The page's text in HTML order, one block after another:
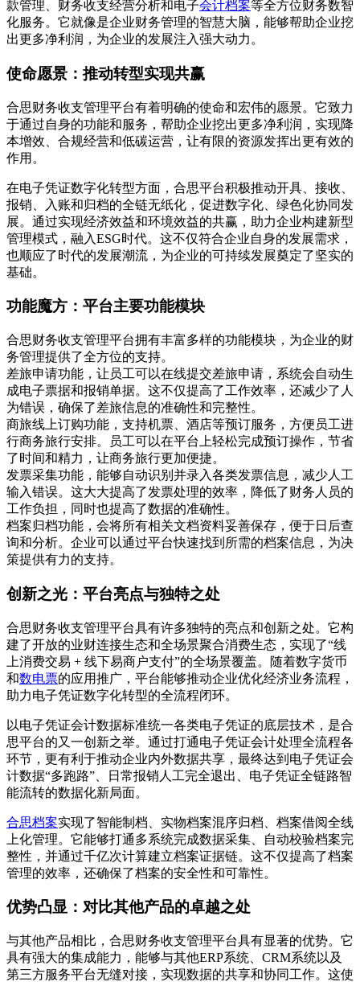
款管理、财务收支经营分析和电子会计档案等全方位财务数智
化服务。它就像是企业财务管理的智慧大脑，能够帮助企业挖
出更多净利润，为企业的发展注入强大动力。
使命愿景：推动转型实现共赢
合思财务收支管理平台有着明确的使命和宏伟的愿景。它致力
于通过自身的功能和服务，帮助企业挖出更多净利润，实现降
本增效、合规经营和低碳运营，让有限的资源发挥出更有效的
作用。
在电子凭证数字化转型方面，合思平台积极推动开具、接收、
报销、入账和归档的全链无纸化，促进数字化、绿色化协同发
展。通过实现经济效益和环境效益的共赢，助力企业构建新型
管理模式，融入ESG时代。这不仅符合企业自身的发展需求，
也顺应了时代的发展潮流，为企业的可持续发展奠定了坚实的
基础。
功能魔方：平台主要功能模块
合思财务收支管理平台拥有丰富多样的功能模块，为企业的财
务管理提供了全方位的支持。
差旅申请功能，让员工可以在线提交差旅申请，系统会自动生
成电子票据和报销单据。这不仅提高了工作效率，还减少了人
为错误，确保了差旅信息的准确性和完整性。
商旅线上订购功能，支持机票、酒店等预订服务，方便员工进
行商务旅行安排。员工可以在平台上轻松完成预订操作，节省
了时间和精力，让商务旅行更加便捷。
发票采集功能，能够自动识别并录入各类发票信息，减少人工
输入错误。这大大提高了发票处理的效率，降低了财务人员的
工作负担，同时也提高了数据的准确性。
档案归档功能，会将所有相关文档资料妥善保存，便于日后查
询和分析。企业可以通过平台快速找到所需的档案信息，为决
策提供有力的支持。
创新之光：平台亮点与独特之处
合思财务收支管理平台具有许多独特的亮点和创新之处。它构
建了开放的业财连接生态和全场景聚合消费生态，实现了“线
上消费交易 + 线下易商户支付”的全场景覆盖。随着数字货币
和数电票的应用推广，平台能够推动企业优化经济业务流程，
助力电子凭证数字化转型的全流程闭环。
以电子凭证会计数据标准统一各类电子凭证的底层技术，是合
思平台的又一创新之举。通过打通电子凭证会计处理全流程各
环节，更有利于推动企业内外数据共享，最终达到电子凭证会
计数据“多跑路”、日常报销人工完全退出、电子凭证全链路智
能流转的数据化新局面。
合思档案实现了智能制档、实物档案混序归档、档案借阅全线
上化管理。它能够打通多系统完成数据采集、自动校验档案完
整性，并通过千亿次计算建立档案证据链。这不仅提高了档案
管理的效率，还确保了档案的安全性和可靠性。
优势凸显：对比其他产品的卓越之处
与其他产品相比，合思财务收支管理平台具有显著的优势。它
具有强大的集成能力，能够与其他ERP系统、CRM系统以及
第三方服务平台无缝对接，实现数据的共享和协同工作。这使